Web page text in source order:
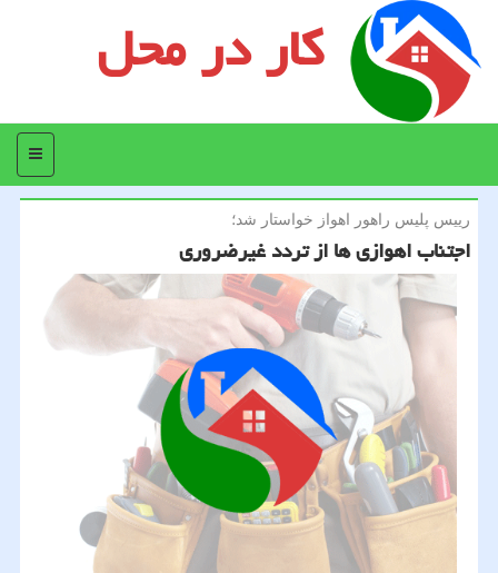
کار در محل
منو
رییس پلیس راهور اهواز خواستار شد؛
اجتناب اهوازی ها از تردد غیرضروری